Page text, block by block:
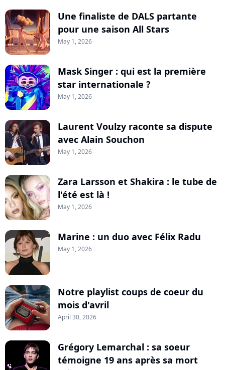
Une finaliste de DALS partante
pour une saison All Stars
May 1, 2026
Mask Singer : qui est la première
star internationale ?
May 1, 2026
Laurent Voulzy raconte sa dispute
avec Alain Souchon
May 1, 2026
Zara Larsson et Shakira : le tube de
l'été est là !
May 1, 2026
Marine : un duo avec Félix Radu
May 1, 2026
Notre playlist coups de coeur du
mois d'avril
April 30, 2026
Grégory Lemarchal : sa soeur
témoigne 19 ans après sa mort